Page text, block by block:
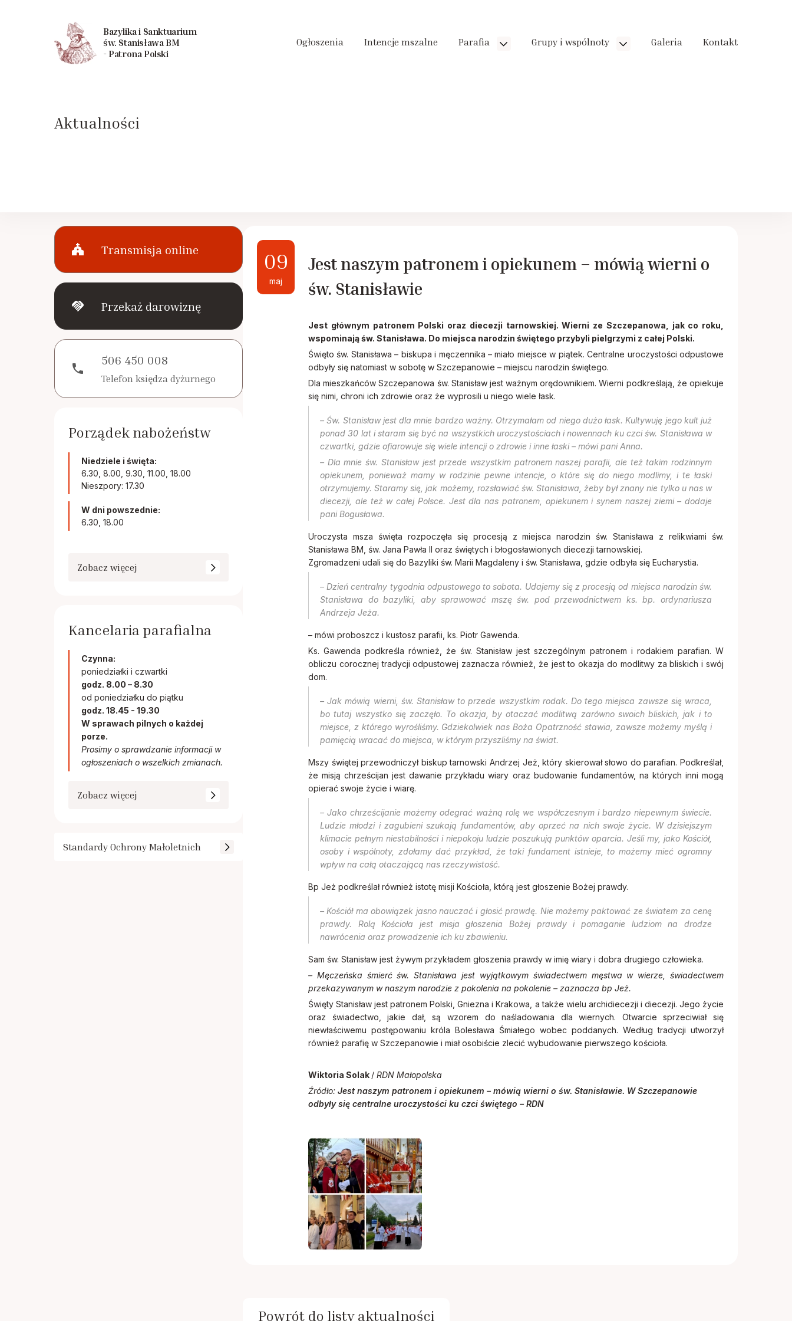
Bazylika i Sanktuarium
św. Stanisława BM
- Patrona Polski
Ogłoszenia Intencje mszalne Parafia Grupy i wspólnoty Galeria Kontakt
Aktualności
church Transmisja online
handshake Przekaż darowiznę
phone
506 450 008
Telefon księdza dyżurnego
Porządek nabożeństw
Niedziele i święta:
6.30, 8.00, 9.30, 11.00, 18.00
Nieszpory: 17.30
W dni powszednie:
6.30, 18.00
Zobacz więcej
Kancelaria parafialna
Czynna:
poniedziałki i czwartki
godz. 8.00 – 8.30
od poniedziałku do piątku
godz. 18.45 - 19.30
W sprawach pilnych o każdej
porze.
Prosimy o sprawdzanie informacji w
ogłoszeniach o wszelkich zmianach.
Zobacz więcej
Standardy Ochrony Małoletnich
09
maj
Jest naszym patronem i opiekunem – mówią wierni o
św. Stanisławie
Jest głównym patronem Polski oraz diecezji tarnowskiej. Wierni ze Szczepanowa, jak co roku,
wspominają św. Stanisława. Do miejsca narodzin świętego przybyli pielgrzymi z całej Polski.
Święto św. Stanisława – biskupa i męczennika – miało miejsce w piątek. Centralne uroczystości odpustowe
odbyły się natomiast w sobotę w Szczepanowie – miejscu narodzin świętego.
Dla mieszkańców Szczepanowa św. Stanisław jest ważnym orędownikiem. Wierni podkreślają, że opiekuje
się nimi, chroni ich zdrowie oraz że wyprosili u niego wiele łask.
– Św. Stanisław jest dla mnie bardzo ważny. Otrzymałam od niego dużo łask. Kultywuję jego kult już
ponad 30 lat i staram się być na wszystkich uroczystościach i nowennach ku czci św. Stanisława w
czwartki, gdzie ofiarowuje się wiele intencji o zdrowie i inne łaski – mówi pani Anna.
– Dla mnie św. Stanisław jest przede wszystkim patronem naszej parafii, ale też takim rodzinnym
opiekunem, ponieważ mamy w rodzinie pewne intencje, o które się do niego modlimy, i te łaski
otrzymujemy. Staramy się, jak możemy, rozsławiać św. Stanisława, żeby był znany nie tylko u nas w
diecezji, ale też w całej Polsce. Jest dla nas patronem, opiekunem i synem naszej ziemi – dodaje
pani Bogusława.
Uroczysta msza święta rozpoczęła się procesją z miejsca narodzin św. Stanisława z relikwiami św.
Stanisława BM, św. Jana Pawła II oraz świętych i błogosławionych diecezji tarnowskiej.
Zgromadzeni udali się do Bazyliki św. Marii Magdaleny i św. Stanisława, gdzie odbyła się Eucharystia.
– Dzień centralny tygodnia odpustowego to sobota. Udajemy się z procesją od miejsca narodzin św.
Stanisława do bazyliki, aby sprawować mszę św. pod przewodnictwem ks. bp. ordynariusza
Andrzeja Jeża.
– mówi proboszcz i kustosz parafii, ks. Piotr Gawenda.
Ks. Gawenda podkreśla również, że św. Stanisław jest szczególnym patronem i rodakiem parafian. W
obliczu corocznej tradycji odpustowej zaznacza również, że jest to okazja do modlitwy za bliskich i swój
dom.
– Jak mówią wierni, św. Stanisław to przede wszystkim rodak. Do tego miejsca zawsze się wraca,
bo tutaj wszystko się zaczęło. To okazja, by otaczać modlitwą zarówno swoich bliskich, jak i to
miejsce, z którego wyrośliśmy. Gdziekolwiek nas Boża Opatrzność stawia, zawsze możemy myślą i
pamięcią wracać do miejsca, w którym przyszliśmy na świat.
Mszy świętej przewodniczył biskup tarnowski Andrzej Jeż, który skierował słowo do parafian. Podkreślał,
że misją chrześcijan jest dawanie przykładu wiary oraz budowanie fundamentów, na których inni mogą
opierać swoje życie i wiarę.
– Jako chrześcijanie możemy odegrać ważną rolę we współczesnym i bardzo niepewnym świecie.
Ludzie młodzi i zagubieni szukają fundamentów, aby oprzeć na nich swoje życie. W dzisiejszym
klimacie pełnym niestabilności i niepokoju ludzie poszukują punktów oparcia. Jeśli my, jako Kościół,
osoby i wspólnoty, zdołamy dać przykład, że taki fundament istnieje, to możemy mieć ogromny
wpływ na całą otaczającą nas rzeczywistość.
Bp Jeż podkreślał również istotę misji Kościoła, którą jest głoszenie Bożej prawdy.
– Kościół ma obowiązek jasno nauczać i głosić prawdę. Nie możemy paktować ze światem za cenę
prawdy. Rolą Kościoła jest misja głoszenia Bożej prawdy i pomaganie ludziom na drodze
nawrócenia oraz prowadzenie ich ku zbawieniu.
Sam św. Stanisław jest żywym przykładem głoszenia prawdy w imię wiary i dobra drugiego człowieka.
– Męczeńska śmierć św. Stanisława jest wyjątkowym świadectwem męstwa w wierze, świadectwem
przekazywanym w naszym narodzie z pokolenia na pokolenie – zaznacza bp Jeż.
Święty Stanisław jest patronem Polski, Gniezna i Krakowa, a także wielu archidiecezji i diecezji. Jego życie
oraz świadectwo, jakie dał, są wzorem do naśladowania dla wiernych. Otwarcie sprzeciwiał się
niewłaściwemu postępowaniu króla Bolesława Śmiałego wobec poddanych. Według tradycji utworzył
również parafię w Szczepanowie i miał osobiście zlecić wybudowanie pierwszego kościoła.
Wiktoria Solak / RDN Małopolska
Źródło: Jest naszym patronem i opiekunem – mówią wierni o św. Stanisławie. W Szczepanowie
odbyły się centralne uroczystości ku czci świętego – RDN
Powrót do listy aktualności